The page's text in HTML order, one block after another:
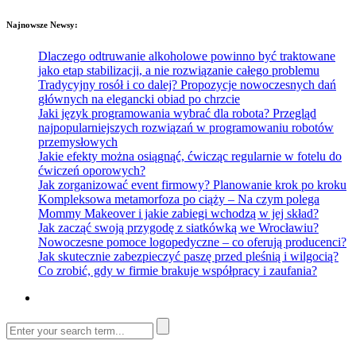
Najnowsze Newsy:
Dlaczego odtruwanie alkoholowe powinno być traktowane
jako etap stabilizacji, a nie rozwiązanie całego problemu
Tradycyjny rosół i co dalej? Propozycje nowoczesnych dań
głównych na elegancki obiad po chrzcie
Jaki język programowania wybrać dla robota? Przegląd
najpopularniejszych rozwiązań w programowaniu robotów
przemysłowych
Jakie efekty można osiągnąć, ćwicząc regularnie w fotelu do
ćwiczeń oporowych?
Jak zorganizować event firmowy? Planowanie krok po kroku
Kompleksowa metamorfoza po ciąży – Na czym polega
Mommy Makeover i jakie zabiegi wchodzą w jej skład?
Jak zacząć swoją przygodę z siatkówką we Wrocławiu?
Nowoczesne pomoce logopedyczne – co oferują producenci?
Jak skutecznie zabezpieczyć paszę przed pleśnią i wilgocią?
Co zrobić, gdy w firmie brakuje współpracy i zaufania?